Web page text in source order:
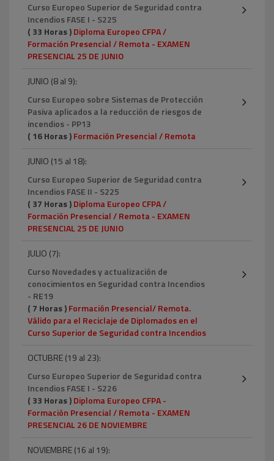
Curso Europeo Superior de Seguridad contra
Incendios FASE I - S225
( 33 Horas )Diploma Europeo CFPA /
Formación Presencial / Remota - EXAMEN
PRESENCIAL 25 DE JUNIO
JUNIO (8 al 9):
Curso Europeo sobre Sistemas de Protección
Pasiva aplicados a la reducción de riesgos de
incendios - PP13
( 16 Horas )Formación Presencial / Remota
JUNIO (15 al 18):
Curso Europeo Superior de Seguridad contra
Incendios FASE II - S225
( 37 Horas )Diploma Europeo CFPA /
Formación Presencial / Remota - EXAMEN
PRESENCIAL 25 DE JUNIO
JULIO (7):
Curso Novedades y actualización de
conocimientos en Seguridad contra Incendios
- RE19
( 7 Horas )Formación Presencial/ Remota.
Válido para el Reciclaje de Diplomados en el
Curso Superior de Seguridad contra Incendios
OCTUBRE (19 al 23):
Curso Europeo Superior de Seguridad contra
Incendios FASE I - S226
( 33 Horas )Diploma Europeo CFPA -
Formación Presencial / Remota - EXAMEN
PRESENCIAL 26 DE NOVIEMBRE
NOVIEMBRE (16 al 19):